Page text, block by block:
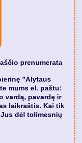
prenumerata
"Alytaus
mums el. paštu:
vardą, pavardę ir
laikraštis. Kai tik
dėl tolimesnių